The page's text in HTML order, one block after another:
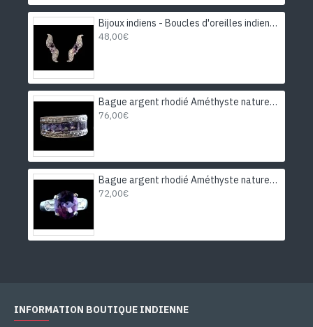
Bijoux indiens - Boucles d'oreilles indiennes rhodiées Améthyste
48,00€
Bague argent rhodié Améthyste naturelle
76,00€
Bague argent rhodié Améthyste naturelle
72,00€
INFORMATION BOUTIQUE INDIENNE